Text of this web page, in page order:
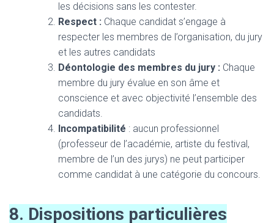
les décisions sans les contester.
Respect : Chaque candidat s’engage à
respecter les membres de l’organisation, du jury
et les autres candidats
Déontologie des membres du jury : Chaque
membre du jury évalue en son âme et
conscience et avec objectivité l’ensemble des
candidats.
Incompatibilité : aucun professionnel
(professeur de l’académie, artiste du festival,
membre de l’un des jurys) ne peut participer
comme candidat à une catégorie du concours.
8. Dispositions particulières